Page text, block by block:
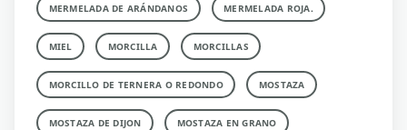
MERMELADA DE ARÁNDANOS MERMELADA ROJA.
MIEL MORCILLA MORCILLAS
MORCILLO DE TERNERA O REDONDO MOSTAZA
MOSTAZA DE DIJON MOSTAZA EN GRANO